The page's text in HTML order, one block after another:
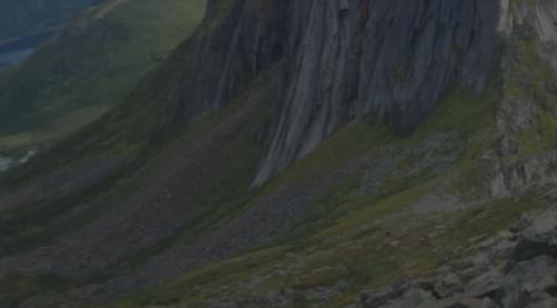
ARCHIVES
CATEGORIES